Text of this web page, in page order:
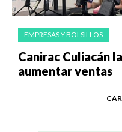
EMPRESAS Y BOLSILLOS
Canirac Culiacán
aumentar ventas